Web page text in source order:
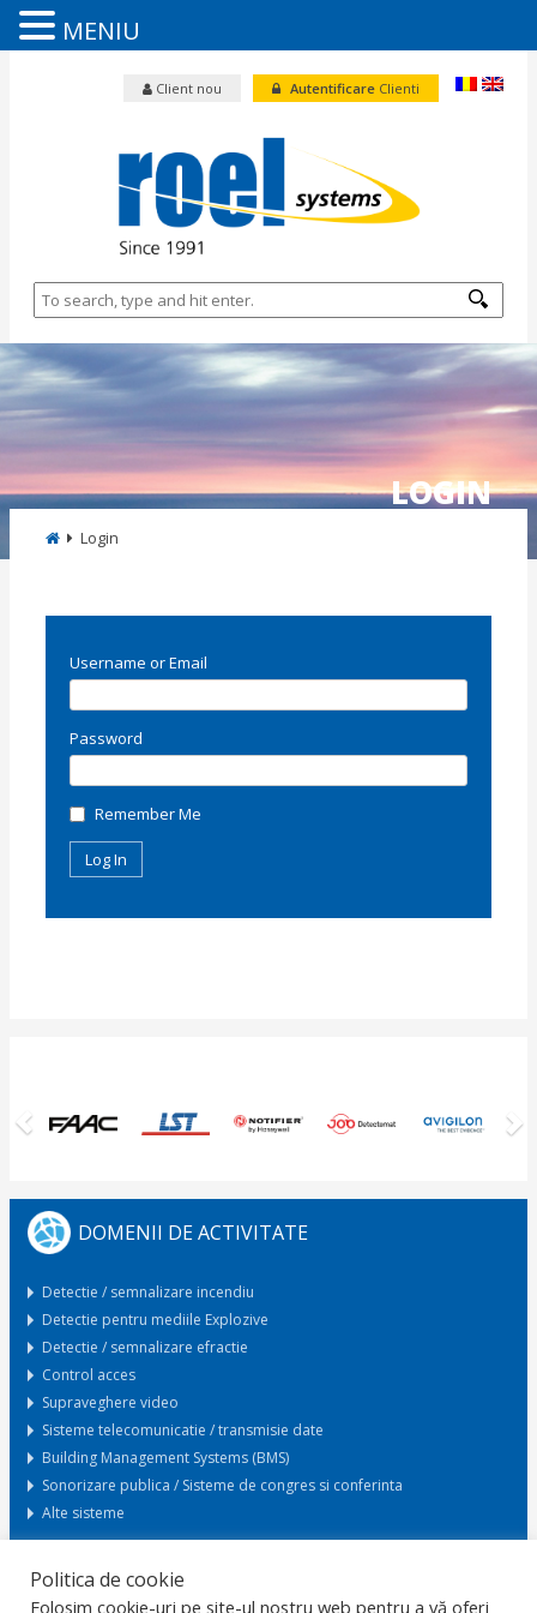
Autentificare Clienti
Client nou
LOGIN
Login
Username or Email
Password
Remember Me
DOMENII DE ACTIVITATE
Detectie / semnalizare incendiu
Detectie pentru mediile Explozive
Detectie / semnalizare efractie
Control acces
Supraveghere video
Sisteme telecomunicatie / transmisie date
Building Management Systems (BMS)
Sonorizare publica / Sisteme de congres si conferinta
Alte sisteme
Politica de cookie
Folosim cookie-uri pe site-ul nostru web pentru a vă oferi
MENIU